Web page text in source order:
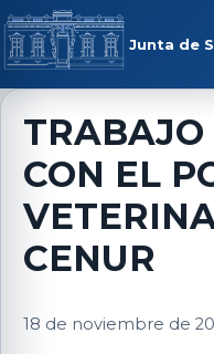
Saltar al contenido
Junta de
menú
TRABAJO
CON EL
CENUR
18 de noviembre de